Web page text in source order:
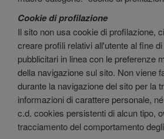
Cookie di profilazione
Il sito non usa cookie di profilazione,
creare profili relativi all'utente al fine
pubblicitari in linea con le preferenze
della navigazione sul sito. Non viene
durante la navigazione del sito per la
informazioni di carattere personale,
c.d. cookies persistenti di alcun tipo,
tracciamento del comportamento